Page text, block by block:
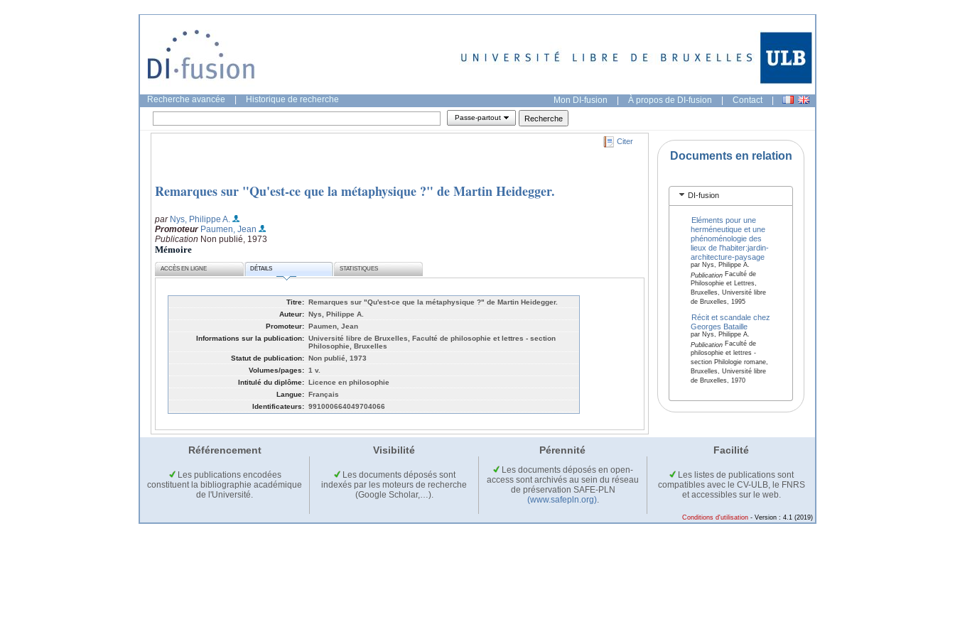
Recherche avancée Historique de recherche Mon DI-fusion | À propos de DI-fusion | Contact |
Passe-partout
Citer
Remarques sur "Qu'est-ce que la métaphysique ?" de Martin Heidegger.
par Nys, Philippe A.
Promoteur Paumen, Jean
Publication Non publié, 1973
Mémoire
ACCÈS EN LIGNE DÉTAILS STATISTIQUES
Titre: Remarques sur "Qu'est-ce que la métaphysique ?" de Martin Heidegger.
Auteur: Nys, Philippe A.
Promoteur: Paumen, Jean
Informations sur la publication: Université libre de Bruxelles, Faculté de philosophie et lettres - section
Philosophie, Bruxelles
Statut de publication: Non publié, 1973
Volumes/pages: 1 v.
Intitulé du diplôme: Licence en philosophie
Langue: Français
Identificateurs: 991000664049704066
Documents en relation
DI-fusion
Eléments pour une
herméneutique et une
phénoménologie des
lieux de l'habiter:jardin-
architecture-paysage
par Nys, Philippe A.
PublicationFaculté de
Philosophie et Lettres,
Bruxelles, Université libre
de Bruxelles, 1995
Récit et scandale chez
Georges Bataille
par Nys, Philippe A.
PublicationFaculté de
philosophie et lettres -
section Philologie romane,
Bruxelles, Université libre
de Bruxelles, 1970
Référencement Visibilité Pérennité Facilité
Les publications encodées
constituent la bibliographie académique
de l'Université.
Les documents déposés sont
indexés par les moteurs de recherche
(Google Scholar,…).
Les documents déposés en open-
access sont archivés au sein du réseau
de préservation SAFE-PLN
(www.safepln.org).
Les listes de publications sont
compatibles avec le CV-ULB, le FNRS
et accessibles sur le web.
Conditions d'utilisation - Version : 4.1 (2019)